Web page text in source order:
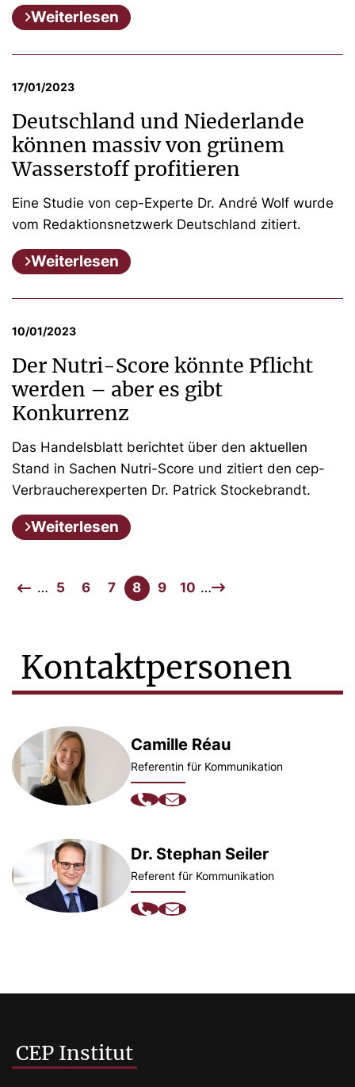
Weiterlesen
17/01/2023
Deutschland und Niederlande
können massiv von grünem
Wasserstoff profitieren
Eine Studie von cep-Experte Dr. André Wolf wurde
vom Redaktionsnetzwerk Deutschland zitiert.
Weiterlesen
10/01/2023
Der Nutri-Score könnte Pflicht
werden – aber es gibt
Konkurrenz
Das Handelsblatt berichtet über den aktuellen
Stand in Sachen Nutri-Score und zitiert den cep-
Verbraucherexperten Dr. Patrick Stockebrandt.
Weiterlesen
… 5 6 7 8 9 10 …
Kontaktpersonen
Camille Réau
Referentin für Kommunikation
Dr. Stephan Seiler
Referent für Kommunikation
CEP Institut